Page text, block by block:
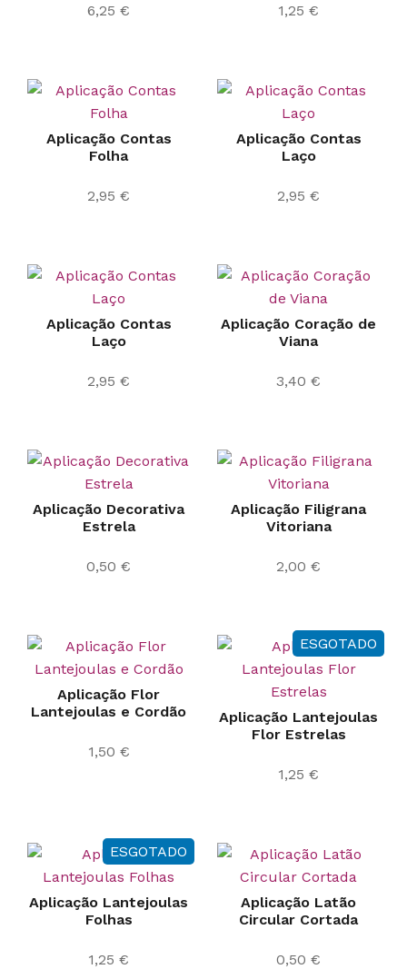
6,25 € 1,25 €
Aplicação Contas
Folha
2,95 €
Aplicação Contas
Laço
2,95 €
Aplicação Contas
Laço
2,95 €
Aplicação Coração de
Viana
3,40 €
Aplicação Decorativa
Estrela
0,50 €
Aplicação Filigrana
Vitoriana
2,00 €
Aplicação Flor
Lantejoulas e Cordão
1,50 €
ESGOTADO
Aplicação Lantejoulas
Flor Estrelas
1,25 €
ESGOTADO
Aplicação Lantejoulas
Folhas
1,25 €
Aplicação Latão
Circular Cortada
0,50 €